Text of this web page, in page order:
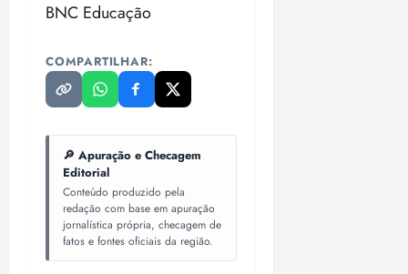
BNC Educação
COMPARTILHAR:
🔎 Apuração e Checagem
Editorial
Conteúdo produzido pela
redação com base em apuração
jornalística própria, checagem de
fatos e fontes oficiais da região.